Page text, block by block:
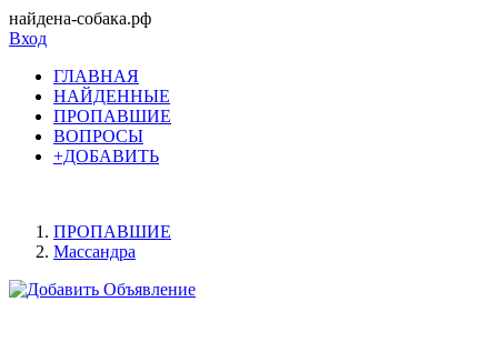
найдена-собака.рф
Вход
ГЛАВНАЯ
НАЙДЕННЫЕ
ПРОПАВШИЕ
ВОПРОСЫ
+ДОБАВИТЬ
ПРОПАВШИЕ
Массандра